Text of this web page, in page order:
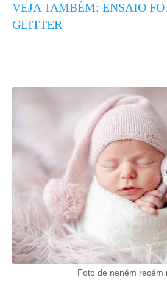
VEJA TAMBÉM: ENSAIO
GLITTER
Foto de neném recém